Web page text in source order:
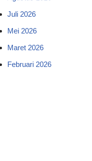
Juli 2026
Mei 2026
Maret 2026
Februari 2026